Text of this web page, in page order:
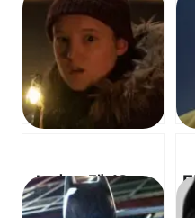
스타 트렉 (Star
Trek) –